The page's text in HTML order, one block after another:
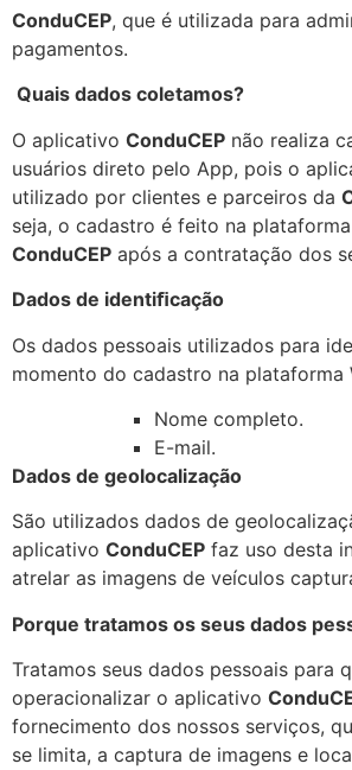
ConduCEP, que é utilizada para
pagamentos.
Quais dados coletamos?
O aplicativo ConduCEP não realiza
usuários direto pelo App, pois o
utilizado por clientes e parceiros da
seja, o cadastro é feito na
ConduCEP após a contratação dos
Dados de identiﬁcação
Os dados pessoais utilizados para
momento do cadastro na plataforma
Nome completo.
E-mail.
Dados de geolocalização
São utilizados dados de
aplicativo ConduCEP faz uso desta
atrelar as imagens de veículos
Porque tratamos os seus dados
Tratamos seus dados pessoais para
operacionalizar o aplicativo
fornecimento dos nossos serviços,
se limita, a captura de imagens e